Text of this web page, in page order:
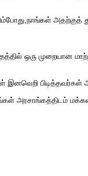
ஒரு முறையான
பிடித்தவர்கள்
அரசாங்கத்திடம்